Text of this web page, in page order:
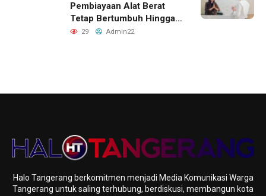
Pembiayaan Alat Berat
Tetap Bertumbuh Hingga
Akhir 2026
29 Admin22
Halo Tangerang berkomitmen menjadi Media Komunikasi Warga
Tangerang untuk saling terhubung, berdiskusi, membangun kota